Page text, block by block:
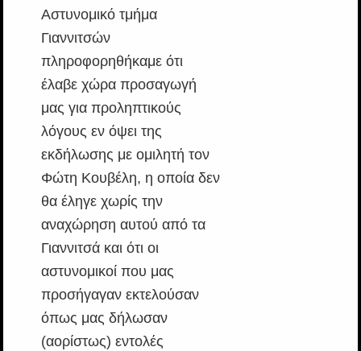
Αστυνομικό τμήμα
Γιαννιτσών
πληροφορηθήκαμε ότι
έλαβε χώρα προσαγωγή
μας για προληπτικούς
λόγους εν όψει της
εκδήλωσης με ομιλητή τον
Φώτη Κουβέλη, η οποία δεν
θα έληγε χωρίς την
αναχώρηση αυτού από τα
Γιαννιτσά και ότι οι
αστυνομικοί που μας
προσήγαγαν εκτελούσαν
όπως μας δήλωσαν
(αορίστως) εντολές